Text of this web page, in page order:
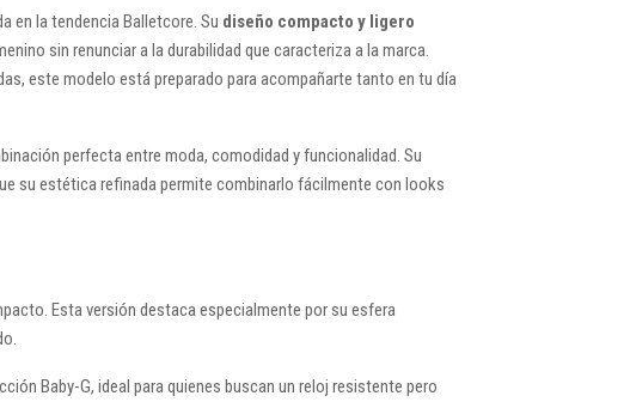
en la tendencia Balletcore. Su diseño compacto y ligero
sin renunciar a la durabilidad que caracteriza a la marca.
este modelo está preparado para acompañarte tanto en tu día
perfecta entre moda, comodidad y funcionalidad. Su
su estética refinada permite combinarlo fácilmente con looks
Esta versión destaca especialmente por su esfera
Baby-G, ideal para quienes buscan un reloj resistente pero